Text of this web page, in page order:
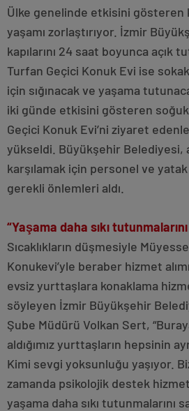
Ülke genelinde etkisini gösteren
yaşamı zorlaştırıyor. İzmir
kapılarını 24 saat boyunca açık
Turfan Geçici Konuk Evi ise
için sığınacak ve yaşama
iki günde etkisini gösteren
Geçici Konuk Evi’ni ziyaret
yükseldi. Büyükşehir Belediyesi,
karşılamak için personel ve yatak
gerekli önlemleri aldı.
“Yaşama daha sıkı
Sıcaklıkların düşmesiyle
Konukevi’yle beraber hizmet
evsiz yurttaşlara konaklama
söyleyen İzmir Büyükşehir
Şube Müdürü Volkan Sert,
aldığımız yurttaşların hepsinin
Kimi sevgi yoksunluğu yaşıyor.
zamanda psikolojik destek
yaşama daha sıkı tutunmalarını